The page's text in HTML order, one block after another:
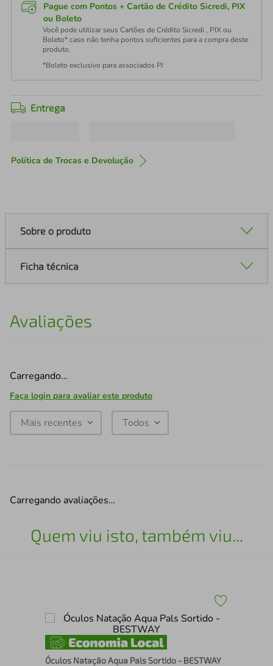
Pague com Pontos + Cartão de Crédito Sicredi, PIX
ou Boleto
Você pode utilizar seus Cartões de Crédito Sicredi , PIX ou
Boleto* caso não tenha pontos suficientes para a compra deste
produto.
*Boleto exclusivo para associados PJ
Entrega
Política de Trocas e Devolução
Sobre o produto
Ficha técnica
Avaliações
Carregando…
Faça login para avaliar este produto
Mais recentes Todos
Carregando avaliações…
Quem viu isto, também viu...
Óculos Natação Aqua Pals Sortido - BESTWAY